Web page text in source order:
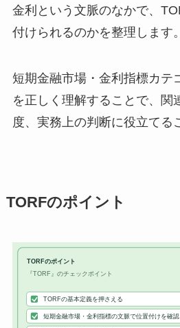
金利という文脈のなかで、
付けられるのかを整理します。
短期金融市場・金利指標カテ
を正しく理解することで、関
度、実務上の判断に役立てる
TORFのポイント
TORFのポイント
『TORF』のチェックポイント
TORFの基本定義を押さえる
短期金融市場・金利指標の文脈で位置付けを確認